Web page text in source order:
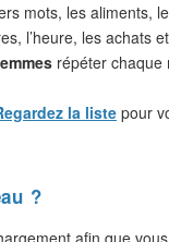
mots, les aliments,
l’heure, les achats
répéter chaque
la liste pour
?
afin que